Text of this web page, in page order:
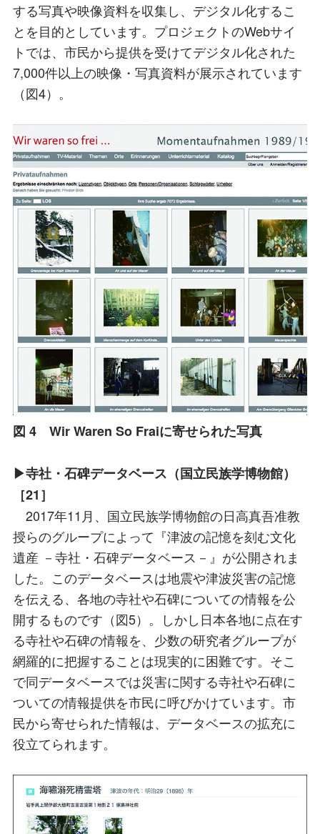
する写真や映像資料を収集し、デジタル化するこ
とを目的としています。プロジェクトのWebサイ
トでは、市民から提供を受けてデジタル化された
7,000件以上の映像・写真資料が展示されています
（図4）。
図 4 Wir Waren So Fraiに寄せられた写真
▶寺社・石碑データベース（国立民族学博物館）
［21］
2017年11月、国立民族学博物館の日高真吾准教
授らのグループによって『津波の記憶を刻む文化
遺産 －寺社・石碑データベース－』が公開されま
した。このデータベースは地震や津波災害の記憶
を伝える、各地の寺社や石碑についての情報を公
開するものです（図5）。しかし日本各地に点在す
る寺社や石碑の情報を、少数の研究者グループが
網羅的に把握することは現実的に困難です。そこ
で同データベースでは災害に関する寺社や石碑に
ついての情報提供を市民に呼びかけています。市
民から寄せられた情報は、データベースの拡充に
役立てられます。